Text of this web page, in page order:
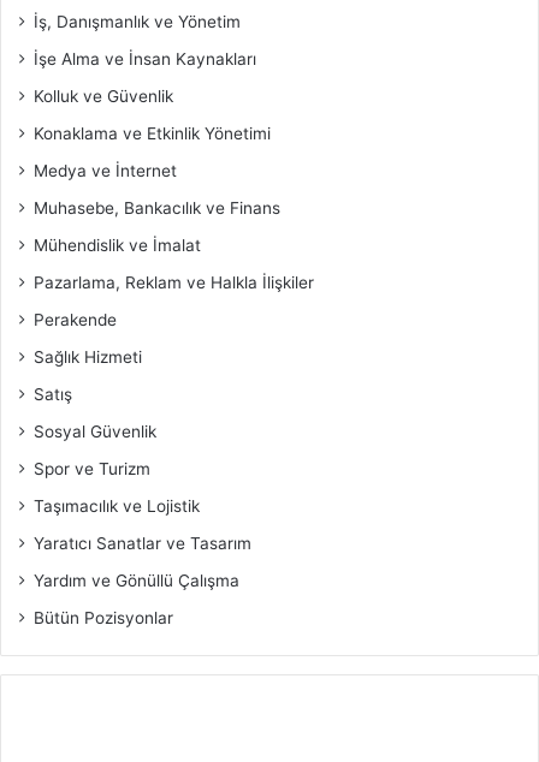
İş, Danışmanlık ve Yönetim
İşe Alma ve İnsan Kaynakları
Kolluk ve Güvenlik
Konaklama ve Etkinlik Yönetimi
Medya ve İnternet
Muhasebe, Bankacılık ve Finans
Mühendislik ve İmalat
Pazarlama, Reklam ve Halkla İlişkiler
Perakende
Sağlık Hizmeti
Satış
Sosyal Güvenlik
Spor ve Turizm
Taşımacılık ve Lojistik
Yaratıcı Sanatlar ve Tasarım
Yardım ve Gönüllü Çalışma
Bütün Pozisyonlar